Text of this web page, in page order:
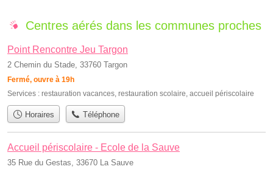
Centres aérés dans les communes proches
Point Rencontre Jeu Targon
2 Chemin du Stade, 33760 Targon
Fermé, ouvre à 19h
Services : restauration vacances, restauration scolaire, accueil périscolaire
Horaires Téléphone
Accueil périscolaire - Ecole de la Sauve
35 Rue du Gestas, 33670 La Sauve